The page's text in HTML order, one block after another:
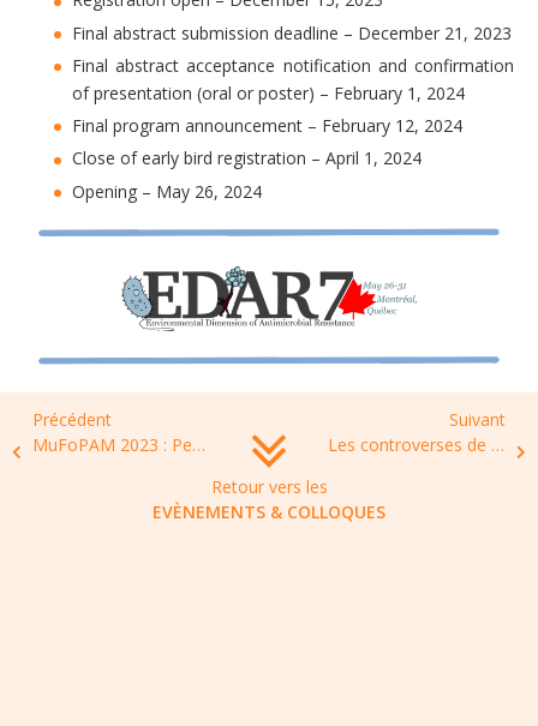
Final abstract submission deadline – December 21, 2023
Final abstract acceptance notification and confirmation
of presentation (oral or poster) – February 1, 2024
Final program announcement – February 12, 2024
Close of early bird registration – April 1, 2024
Opening – May 26, 2024
Précédent
MuFoPAM 2023 : Peptides Antimicrobiens
Suivant
Les controverses de l’AMR – Episode #2
Retour vers les
EVÈNEMENTS & COLLOQUES